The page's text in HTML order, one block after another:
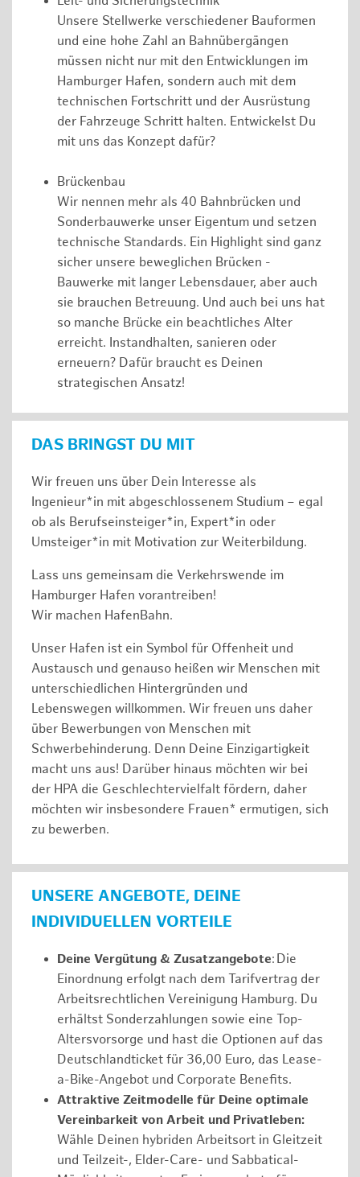
Unsere Stellwerke verschiedener Bauformen
und eine hohe Zahl an Bahnübergängen
müssen nicht nur mit den Entwicklungen im
Hamburger Hafen, sondern auch mit dem
technischen Fortschritt und der Ausrüstung
der Fahrzeuge Schritt halten. Entwickelst Du
mit uns das Konzept dafür?
Brückenbau
Wir nennen mehr als 40 Bahnbrücken und
Sonderbauwerke unser Eigentum und setzen
technische Standards. Ein Highlight sind ganz
sicher unsere beweglichen Brücken -
Bauwerke mit langer Lebensdauer, aber auch
sie brauchen Betreuung. Und auch bei uns hat
so manche Brücke ein beachtliches Alter
erreicht. Instandhalten, sanieren oder
erneuern? Dafür braucht es Deinen
strategischen Ansatz!
DAS BRINGST DU MIT
Wir freuen uns über Dein Interesse als
Ingenieur*in mit abgeschlossenem Studium – egal
ob als Berufseinsteiger*in, Expert*in oder
Umsteiger*in mit Motivation zur Weiterbildung.
Lass uns gemeinsam die Verkehrswende im
Hamburger Hafen vorantreiben!
Wir machen HafenBahn.
Unser Hafen ist ein Symbol für Offenheit und
Austausch und genauso heißen wir Menschen mit
unterschiedlichen Hintergründen und
Lebenswegen willkommen. Wir freuen uns daher
über Bewerbungen von Menschen mit
Schwerbehinderung. Denn Deine Einzigartigkeit
macht uns aus! Darüber hinaus möchten wir bei
der HPA die Geschlechtervielfalt fördern, daher
möchten wir insbesondere Frauen* ermutigen, sich
zu bewerben.
UNSERE ANGEBOTE, DEINE
INDIVIDUELLEN VORTEILE
Deine Vergütung & Zusatzangebote: Die
Einordnung erfolgt nach dem Tarifvertrag der
Arbeitsrechtlichen Vereinigung Hamburg. Du
erhältst Sonderzahlungen sowie eine Top-
Altersvorsorge und hast die Optionen auf das
Deutschlandticket für 36,00 Euro, das Lease-
a-Bike-Angebot und Corporate Benefits.
Attraktive Zeitmodelle für Deine optimale
Vereinbarkeit von Arbeit und Privatleben:
Wähle Deinen hybriden Arbeitsort in Gleitzeit
und Teilzeit-, Elder-Care- und Sabbatical-